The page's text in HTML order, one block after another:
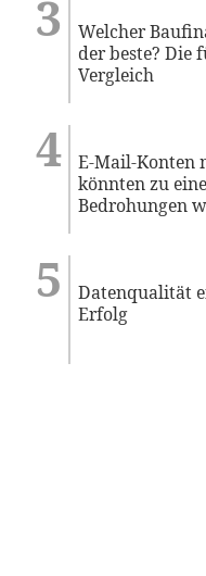
Welcher
der beste? Die
Vergleich
E-Mail-Konten
könnten zu
Bedrohungen
Datenqualität
Erfolg